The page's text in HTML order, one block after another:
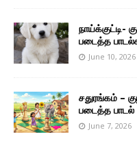
நாய்க்குட்டி-
படைத்த
June 10, 2026
சதுரங்கம் –
படைத்த பாடல்
June 7, 2026